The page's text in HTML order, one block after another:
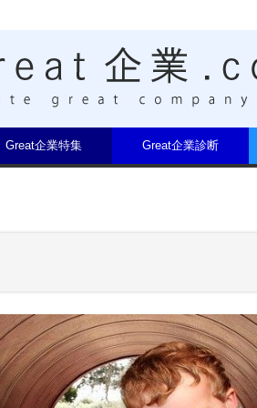
Great企業特集 Great企業診断